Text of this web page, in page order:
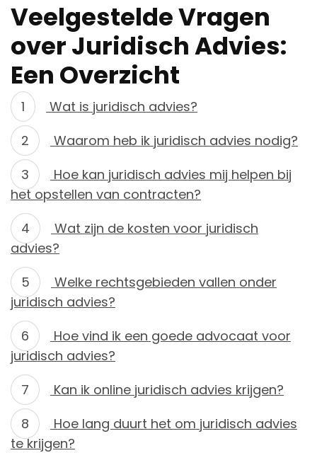
Veelgestelde Vragen
over Juridisch Advies:
Een Overzicht
Wat is juridisch advies?
Waarom heb ik juridisch advies nodig?
Hoe kan juridisch advies mij helpen bij
het opstellen van contracten?
Wat zijn de kosten voor juridisch
advies?
Welke rechtsgebieden vallen onder
juridisch advies?
Hoe vind ik een goede advocaat voor
juridisch advies?
Kan ik online juridisch advies krijgen?
Hoe lang duurt het om juridisch advies
te krijgen?